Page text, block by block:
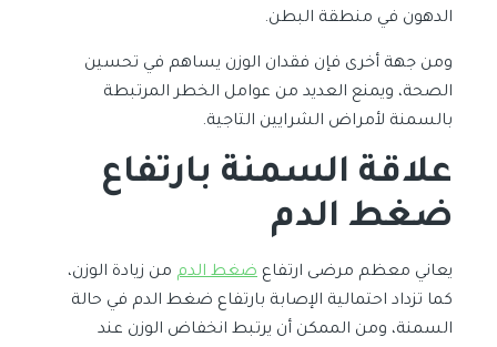
الدهون في منطقة البطن.
ومن جهة أخرى فإن فقدان الوزن يساهم في تحسين
الصحة، ويمنع العديد من عوامل الخطر المرتبطة
بالسمنة لأمراض الشرايين التاجية.
علاقة السمنة بارتفاع
ضغط الدم
يعاني معظم مرضى ارتفاع ضغط الدم من زيادة الوزن،
كما تزداد احتمالية الإصابة بارتفاع ضغط الدم في حالة
السمنة، ومن الممكن أن يرتبط انخفاض الوزن عند